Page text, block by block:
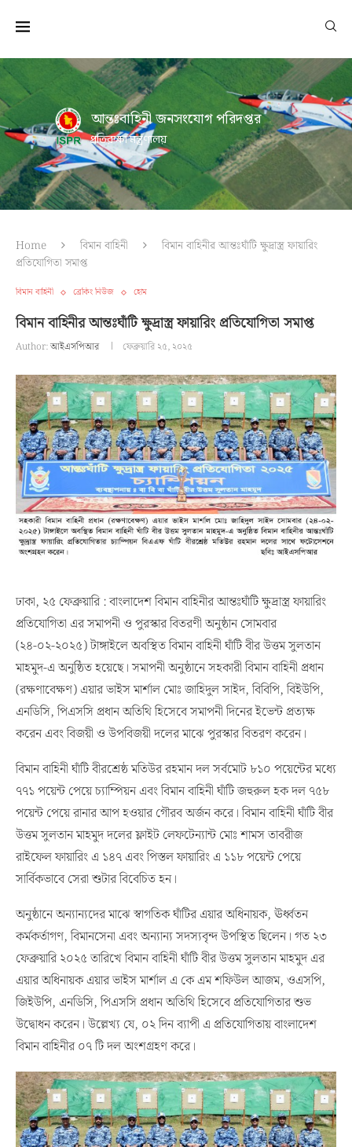
আন্তঃবাহিনী জনসংযোগ পরিদপ্তর
প্রতিরক্ষা মন্ত্রণালয়
Home বিমান বাহিনী
বিমান বাহিনীর আন্তঃঘাঁটি ক্ষুদ্রাস্ত্র ফায়ারিং
প্রতিযোগিতা সমাপ্ত
বিমান বাহিনী ব্রেকিং নিউজ হোম
বিমান বাহিনীর আন্তঃঘাঁটি ক্ষুদ্রাস্ত্র ফায়ারিং প্রতিযোগিতা সমাপ্ত
Author:আইএসপিআর ফেব্রুয়ারি ২৫, ২০২৫
ঢাকা, ২৫ ফেব্রুয়ারি : বাংলাদেশ বিমান বাহিনীর আন্তঃঘাঁটি ক্ষুদ্রাস্ত্র ফায়ারিং
প্রতিযোগিতা এর সমাপনী ও পুরস্কার বিতরণী অনুষ্ঠান সোমবার
(২৪-০২-২০২৫) টাঙ্গাইলে অবস্থিত বিমান বাহিনী ঘাঁটি বীর উত্তম সুলতান
মাহমুদ-এ অনুষ্ঠিত হয়েছে। সমাপনী অনুষ্ঠানে সহকারী বিমান বাহিনী প্রধান
(রক্ষণাবেক্ষণ) এয়ার ভাইস মার্শাল মোঃ জাহিদুল সাইদ, বিবিপি, বিইউপি,
এনডিসি, পিএসসি প্রধান অতিথি হিসেবে সমাপনী দিনের ইভেন্ট প্রত্যক্ষ
করেন এবং বিজয়ী ও উপবিজয়ী দলের মাঝে পুরস্কার বিতরণ করেন।
বিমান বাহিনী ঘাঁটি বীরশ্রেষ্ঠ মতিউর রহমান দল সর্বমোট ৮১০ পয়েন্টের মধ্যে
৭৭১ পয়েন্ট পেয়ে চ্যাম্পিয়ন এবং বিমান বাহিনী ঘাঁটি জহুরুল হক দল ৭৫৮
পয়েন্ট পেয়ে রানার আপ হওয়ার গৌরব অর্জন করে। বিমান বাহিনী ঘাঁটি বীর
উত্তম সুলতান মাহমুদ দলের ফ্লাইট লেফটেন্যান্ট মোঃ শামস তাবরীজ
রাইফেল ফায়ারিং এ ১৪৭ এবং পিস্তল ফায়ারিং এ ১১৮ পয়েন্ট পেয়ে
সার্বিকভাবে সেরা শুটার বিবেচিত হন।
অনুষ্ঠানে অন্যান্যদের মাঝে স্বাগতিক ঘাঁটির এয়ার অধিনায়ক, ঊর্ধ্বতন
কর্মকর্তাগণ, বিমানসেনা এবং অন্যান্য সদস্যবৃন্দ উপস্থিত ছিলেন। গত ২৩
ফেব্রুয়ারি ২০২৫ তারিখে বিমান বাহিনী ঘাঁটি বীর উত্তম সুলতান মাহমুদ এর
এয়ার অধিনায়ক এয়ার ভাইস মার্শাল এ কে এম শফিউল আজম, ওএসপি,
জিইউপি, এনডিসি, পিএসসি প্রধান অতিথি হিসেবে প্রতিযোগিতার শুভ
উদ্বোধন করেন। উল্লেখ্য যে, ০২ দিন ব্যাপী এ প্রতিযোগিতায় বাংলাদেশ
বিমান বাহিনীর ০৭ টি দল অংশগ্রহণ করে।